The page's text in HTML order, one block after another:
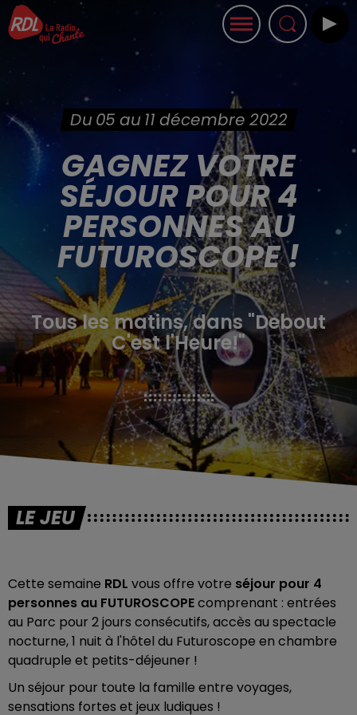
Du 05 au 11 décembre 2022
GAGNEZ VOTRE
SÉJOUR POUR 4
PERSONNES AU
FUTUROSCOPE !
Tous les matins, dans "Debout
C'est l'Heure!"
LE JEU
Cette semaine RDL vous offre votre séjour pour 4
personnes au FUTUROSCOPEcomprenant : entrées
au Parc pour 2 jours consécutifs, accès au spectacle
nocturne, 1 nuit à l'hôtel du Futuroscope en chambre
quadruple et petits-déjeuner !
Un séjour pour toute la famille entre voyages,
sensations fortes et jeux ludiques !